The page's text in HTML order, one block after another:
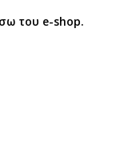
του e-shop.